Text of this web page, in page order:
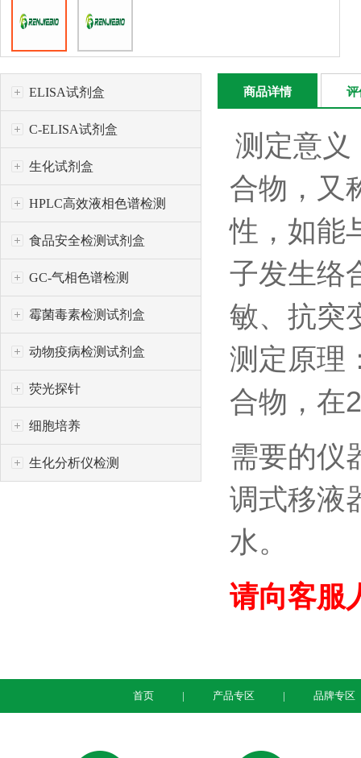
ELISA试剂盒
C-ELISA试剂盒
生化试剂盒
HPLC高效液相色谱检测
食品安全检测试剂盒
GC-气相色谱检测
霉菌毒素检测试剂盒
动物疫病检测试剂盒
荧光探针
细胞培养
生化分析仪检测
商品详情 评
测定意义
合物，又
性，如能
子发生络
敏、抗突
测定原理
合物，在
需要的仪
调式移液
水。
请向客服
首页 产品专区 品牌专区